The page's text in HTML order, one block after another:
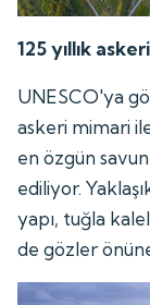
125 yıllık
UNESCO'ya
askeri mimari
en özgün
ediliyor.
yapı, tuğla
de gözler